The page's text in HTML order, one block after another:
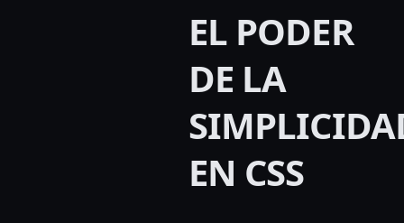
EL PODER
DE LA
EN CSS